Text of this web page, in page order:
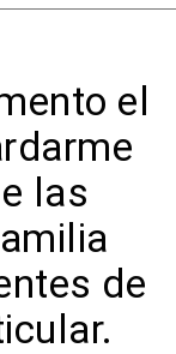
el
las
de